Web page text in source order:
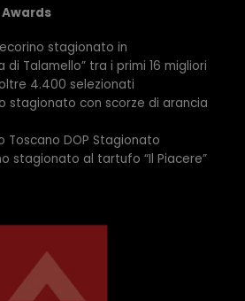
Awards
stagionato in
di Talamello” tra i primi 16 migliori
4.400 selezionati
stagionato con scorze di arancia
Toscano DOP Stagionato
stagionato al tartufo “Il Piacere”